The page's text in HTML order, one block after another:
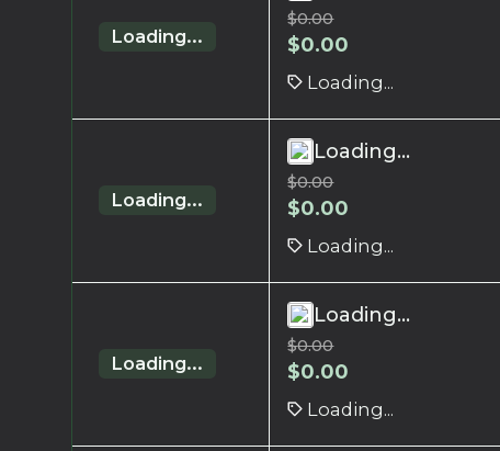
Loading...
$0.00
$0.00
Loading...
Loading...
Loading...
$0.00
$0.00
Loading...
Loading...
Loading...
$0.00
$0.00
Loading...